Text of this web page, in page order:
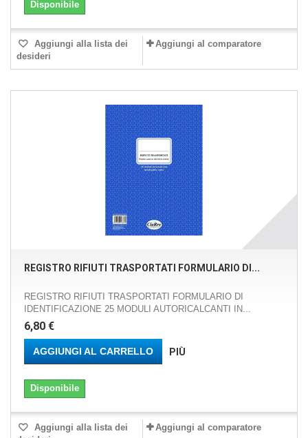
Disponibile
Aggiungi alla lista dei
desideri
Aggiungi al comparatore
REGISTRO RIFIUTI TRASPORTATI FORMULARIO DI...
REGISTRO RIFIUTI TRASPORTATI FORMULARIO DI
IDENTIFICAZIONE 25 MODULI AUTORICALCANTI IN...
6,80 €
AGGIUNGI AL CARRELLO PIÙ
Disponibile
Aggiungi alla lista dei
Aggiungi al comparatore